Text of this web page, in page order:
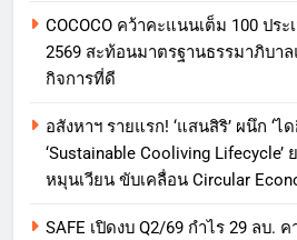
COCOCO คว้าคะแนนเต็ม 100 ปร
2569 สะท้อนมาตรฐานธรรมาภิบา
กิจการที่ดี
อสังหาฯ รายแรก! ‘แสนสิริ’ ผนึก ‘ไ
‘Sustainable Cooliving
หมุนเวียน ขับเคลื่อน Circular
SAFE เปิดงบ Q2/69 กำไร 29 ลบ.